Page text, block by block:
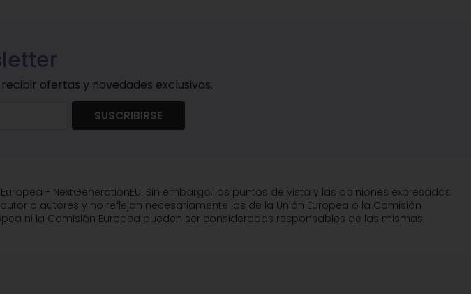
ofertas y novedades exclusivas.
SUSCRIBIRSE
- NextGenerationEU. Sin embargo, los puntos de vista y las opiniones expresadas
o autores y no reflejan necesariamente los de la Unión Europea o la Comisión
ni la Comisión Europea pueden ser consideradas responsables de las mismas.